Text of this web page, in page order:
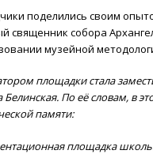
поделились своим
священник собора
музейной
площадки стала
Белинская. По её словам, в
памяти:
площадка